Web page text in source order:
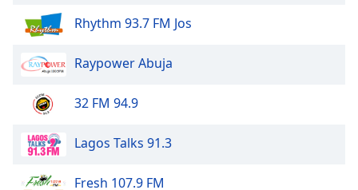
Color
Opacity
Text
Rhythm 93.7 FM Jos
Raypower Abuja
32 FM 94.9
Lagos Talks 91.3
Fresh 107.9 FM